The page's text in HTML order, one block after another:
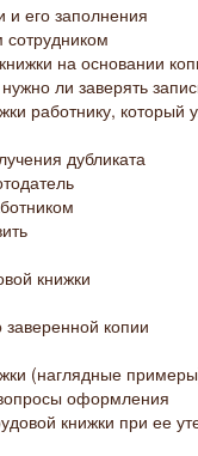
и его заполнения
сотрудником
на основании
ли заверять
работнику, который
дубликата
книжки
копии
(наглядные
оформления
книжки при ее